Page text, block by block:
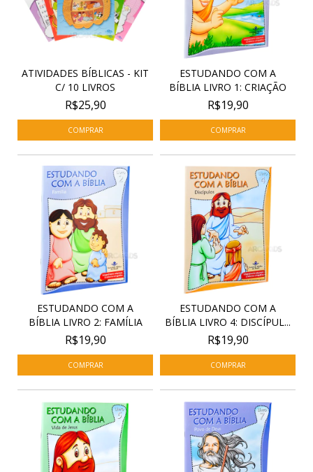
ATIVIDADES BÍBLICAS - KIT
C/ 10 LIVROS
R$25,90
ESTUDANDO COM A
BÍBLIA LIVRO 1: CRIAÇÃO
R$19,90
ESTUDANDO COM A
BÍBLIA LIVRO 2: FAMÍLIA
R$19,90
ESTUDANDO COM A
BÍBLIA LIVRO 4: DISCÍPUL...
R$19,90